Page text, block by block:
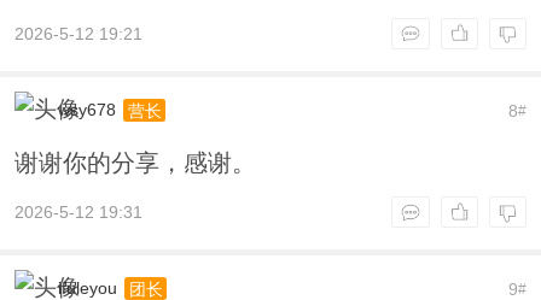
2026-5-12 19:21
8#
wsy678 营长
谢谢你的分享，感谢。
2026-5-12 19:31
9#
ifuleyou 团长